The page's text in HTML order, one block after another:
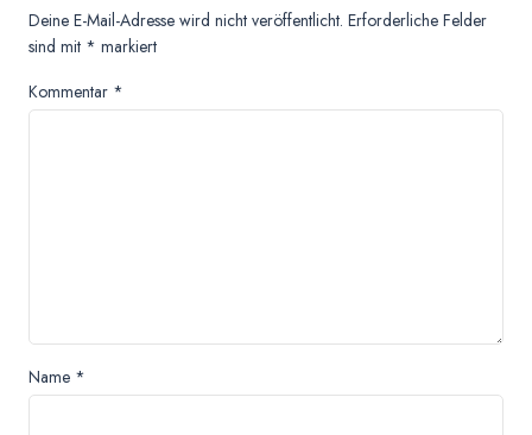
Deine E-Mail-Adresse wird nicht veröffentlicht. Erforderliche Felder
sind mit * markiert
Kommentar *
Name *